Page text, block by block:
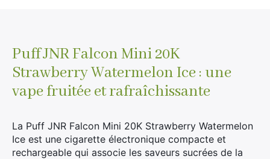
(100%
Légale)
Puff JNR Falcon Mini 20K
Strawberry Watermelon Ice : une
vape fruitée et rafraîchissante
La Puff JNR Falcon Mini 20K Strawberry Watermelon
Ice est une cigarette électronique compacte et
rechargeable qui associe les saveurs sucrées de la
Salé
Sucré